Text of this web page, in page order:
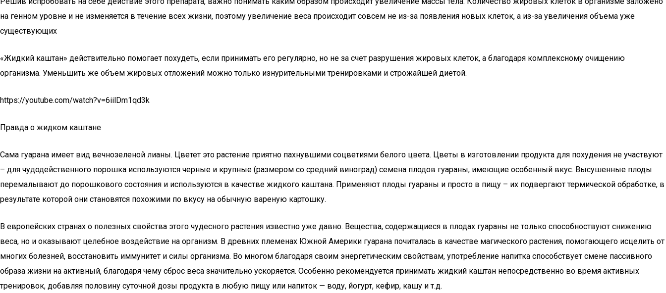
на генном уровне и не изменяется в течение всех жизни, поэтому увеличение веса происходит совсем не из-за появления новых клеток, а из-за увеличения объема уже
существующих
«Жидкий каштан» действительно помогает похудеть, если принимать его регулярно, но не за счет разрушения жировых клеток, а благодаря комплексному очищению
организма. Уменьшить же объем жировых отложений можно только изнурительными тренировками и строжайшей диетой.
https://youtube.com/watch?v=6iilDm1qd3k
Правда о жидком каштане
Сама гуарана имеет вид вечнозеленой лианы. Цветет это растение приятно пахнувшими соцветиями белого цвета. Цветы в изготовлении продукта для похудения не участвуют
– для чудодейственного порошка используются черные и крупные (размером со средний виноград) семена плодов гуараны, имеющие особенный вкус. Высушенные плоды
перемалывают до порошкового состояния и используются в качестве жидкого каштана. Применяют плоды гуараны и просто в пищу – их подвергают термической обработке, в
результате которой они становятся похожими по вкусу на обычную вареную картошку.
В европейских странах о полезных свойства этого чудесного растения известно уже давно. Вещества, содержащиеся в плодах гуараны не только способноствуют снижению
веса, но и оказывают целебное воздействие на организм. В древних племенах Южной Америки гуарана почиталась в качестве магического растения, помогающего исцелить от
многих болезней, восстановить иммунитет и силы организма. Во многом благодаря своим энергетическим свойствам, употребление напитка способствует смене пассивного
образа жизни на активный, благодаря чему сброс веса значительно ускоряется. Особенно рекомендуется принимать жидкий каштан непосредственно во время активных
тренировок, добавляя половину суточной дозы продукта в любую пищу или напиток — воду, йогурт, кефир, кашу и т.д.